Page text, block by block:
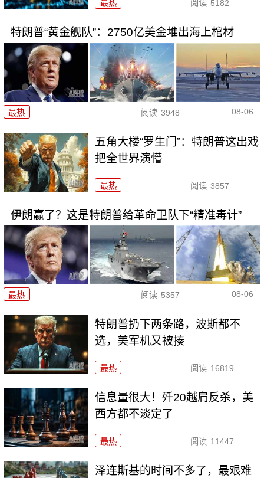
最热 阅读 5182
特朗普“黄金舰队”：2750亿美金堆出海上棺材
最热 阅读 3948 08-06
五角大楼“罗生门”：特朗普这出戏
把全世界演懵
最热 阅读 3857
伊朗赢了？这是特朗普给革命卫队下“精准毒计”
最热 阅读 5357 08-06
特朗普扔下两条路，波斯都不
选，美军机又被揍
最热 阅读 16819
信息量很大！歼20越肩反杀，美
西方都不淡定了
最热 阅读 11447
泽连斯基的时间不多了，最艰难